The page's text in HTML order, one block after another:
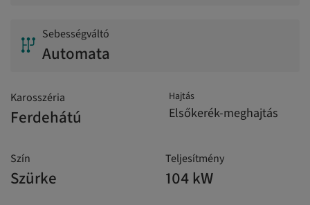
Sebességváltó
Automata
Karosszéria
Ferdehátú
Hajtás
Elsőkerék-meghajtás
Szín
Szürke
Teljesítmény
104 kW